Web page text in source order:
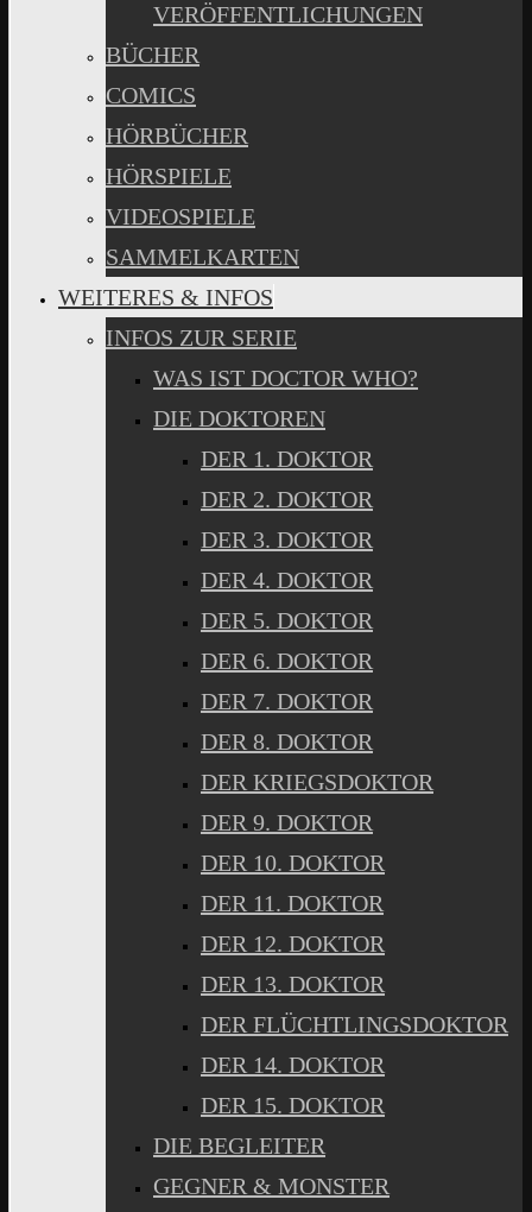
VERÖFFENTLICHUNGEN
BÜCHER
COMICS
HÖRBÜCHER
HÖRSPIELE
VIDEOSPIELE
SAMMELKARTEN
WEITERES & INFOS
INFOS ZUR SERIE
WAS IST DOCTOR WHO?
DIE DOKTOREN
DER 1. DOKTOR
DER 2. DOKTOR
DER 3. DOKTOR
DER 4. DOKTOR
DER 5. DOKTOR
DER 6. DOKTOR
DER 7. DOKTOR
DER 8. DOKTOR
DER KRIEGSDOKTOR
DER 9. DOKTOR
DER 10. DOKTOR
DER 11. DOKTOR
DER 12. DOKTOR
DER 13. DOKTOR
DER FLÜCHTLINGSDOKTOR
DER 14. DOKTOR
DER 15. DOKTOR
DIE BEGLEITER
GEGNER & MONSTER